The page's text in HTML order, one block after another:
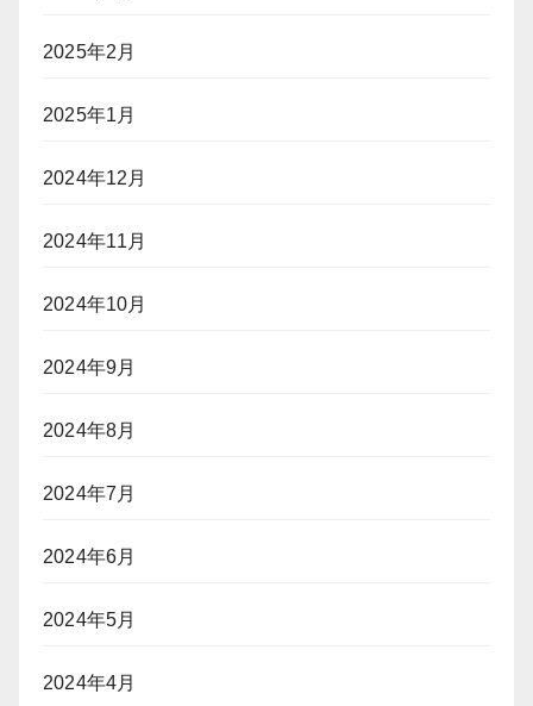
2025年2月
2025年1月
2024年12月
2024年11月
2024年10月
2024年9月
2024年8月
2024年7月
2024年6月
2024年5月
2024年4月